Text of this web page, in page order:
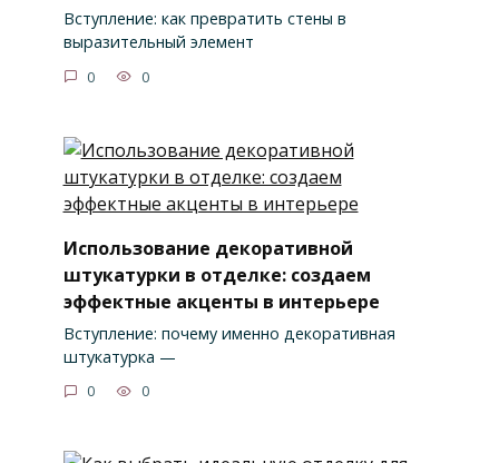
Вступление: как превратить стены в
выразительный элемент
0 0
Использование декоративной
штукатурки в отделке: создаем
эффектные акценты в интерьере
Вступление: почему именно декоративная
штукатурка —
0 0